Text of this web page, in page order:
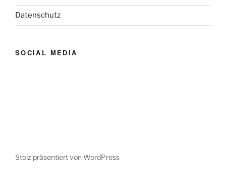
Datenschutz
SOCIAL MEDIA
Stolz präsentiert von WordPress